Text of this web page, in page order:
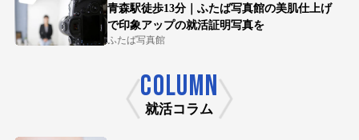
青森駅徒歩13分｜ふたば写真館の美肌仕上げ
で印象アップの就活証明写真を
ふたば写真館
COLUMN
就活コラム